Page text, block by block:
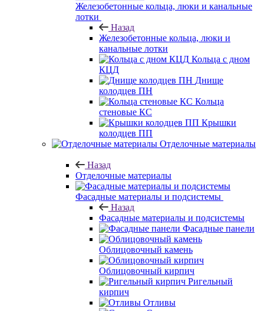
Железобетонные кольца, люки и канальные
лотки
Назад
Железобетонные кольца, люки и
канальные лотки
Кольца с дном
КЦД
Днище
колодцев ПН
Кольца
стеновые КС
Крышки
колодцев ПП
Отделочные материалы
Назад
Отделочные материалы
Фасадные материалы и подсистемы
Назад
Фасадные материалы и подсистемы
Фасадные панели
Облицовочный камень
Облицовочный кирпич
Ригельный
кирпич
Отливы